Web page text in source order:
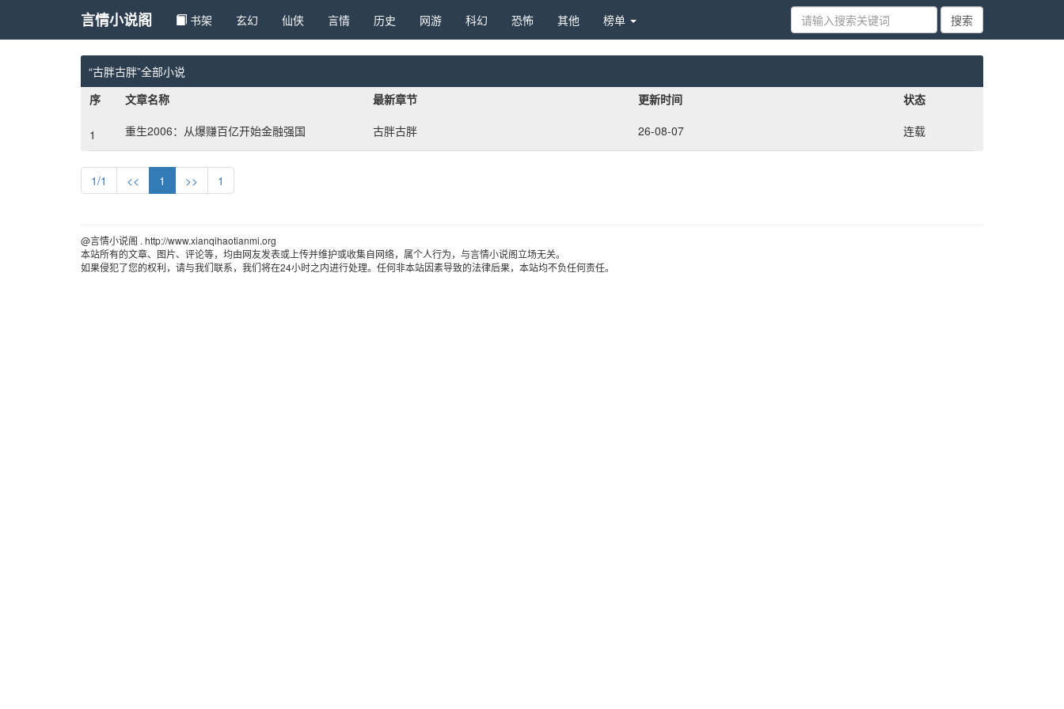
言情小说阁 书架 玄幻 仙侠 言情 历史 网游 科幻 恐怖 其他 榜单
“古胖古胖”全部小说
序
文章名称 最新章节 更新时间 状态
1 重生2006：从爆赚百亿开始金融强国 古胖古胖 26-08-07 连载
1/1 << 1 >> 1
@言情小说阁 . http://www.xianqihaotianmi.org
本站所有的文章、图片、评论等，均由网友发表或上传并维护或收集自网络，属个人行为，与言情小说阁立场无关。
如果侵犯了您的权利，请与我们联系，我们将在24小时之内进行处理。任何非本站因素导致的法律后果，本站均不负任何责任。